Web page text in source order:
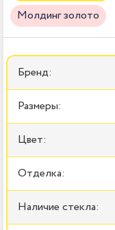
Молдинг золото
Бренд:
Размеры:
Цвет:
Отделка:
Наличие стекла: